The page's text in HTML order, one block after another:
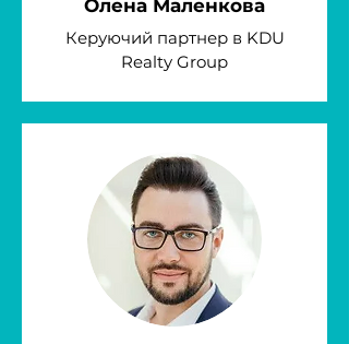
Олена Маленкова
Керуючий партнер в KDU
Realty Group